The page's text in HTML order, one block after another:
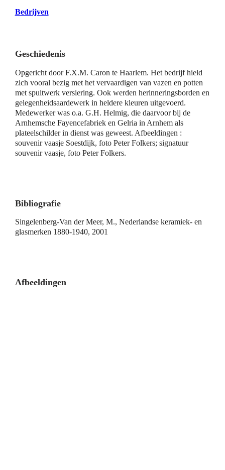
Bedrijven
Geschiedenis
Opgericht door F.X.M. Caron te Haarlem. Het bedrijf hield
zich vooral bezig met het vervaardigen van vazen en potten
met spuitwerk versiering. Ook werden herinneringsborden en
gelegenheidsaardewerk in heldere kleuren uitgevoerd.
Medewerker was o.a. G.H. Helmig, die daarvoor bij de
Arnhemsche Fayencefabriek en Gelria in Arnhem als
plateelschilder in dienst was geweest. Afbeeldingen :
souvenir vaasje Soestdijk, foto Peter Folkers; signatuur
souvenir vaasje, foto Peter Folkers.
Bibliografie
Singelenberg-Van der Meer, M., Nederlandse keramiek- en
glasmerken 1880-1940, 2001
Afbeeldingen